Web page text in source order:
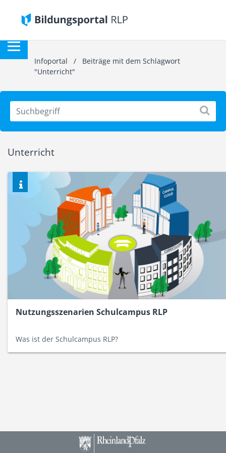
Infoportal / Beiträge mit dem Schlagwort
"Unterricht"
Unterricht
Nutzungsszenarien Schulcampus RLP
Was ist der Schulcampus RLP?